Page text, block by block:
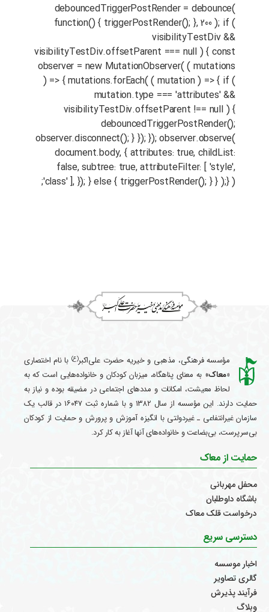
debouncedTriggerPostRender = debounce(
function() { triggerPostRender(); }, 200 ); if (
visibilityTestDiv &&
visibilityTestDiv.offsetParent === null ) { const
observer = new MutationObserver( ( mutations
) => { mutations.forEach( ( mutation ) => { if (
mutation.type === 'attributes' &&
visibilityTestDiv.offsetParent !== null ) {
debouncedTriggerPostRender();
observer.disconnect(); } }); }); observer.observe(
document.body, { attributes: true, childList:
false, subtree: true, attributeFilter: [ 'style',
'class' ], }); } else { triggerPostRender(); } } );} );
مؤسسه فرهنگی، مذهبی و خیریه حضرت علی‌اکبر(ع) با نام اختصاری
«معاک» به معنای پناهگاه، میزبان کودکان و خانواده‌هایی است که به
لحاظ معیشت، امکانات و مددهای اجتماعی در مضیقه بوده و نیاز به
حمایت دارند. این مؤسسه از سال ۱۳۸۲ و با شماره ثبت ۱۶۰۴۷ در قالب یک
سازمان غیرانتفاعی ـ غیردولتی با انگیزه آموزش و پرورش و حمایت از کودکان
بی‌سرپرست، بی‌بضاعت و خانواده‌های آنها آغاز به کار کرد.
حمایت از معاک
محفل مهربانی
باشگاه داوطلبان
درخواست قلک معاک
دسترسی سریع
اخبار موسسه
گالری تصاویر
فرآیند پذیرش
وبلاگ